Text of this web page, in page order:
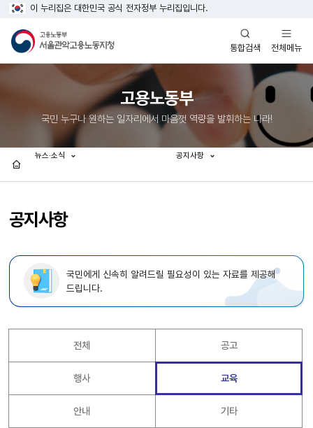
이 누리집은 대한민국 공식 전자정부 누리집입니다.
통합검색
열기
전체메뉴
열기
고용노동부
국민 누구나 원하는 일자리에서 마음껏 역량을 발휘하는 나라!
공지사항
뉴스·소식 공지사항
국민에게 신속히 알려드릴 필요성이 있는 자료를 제공해
드립니다.
전체 공고
행사 교육
안내 기타